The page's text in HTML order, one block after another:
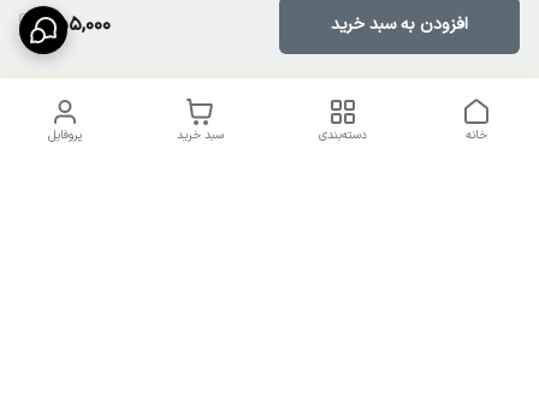
855,000 افزودن به سبد خرید
پروفایل سبد خرید دسته‌بندی خانه